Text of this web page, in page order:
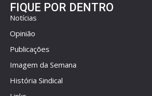
FIQUE POR DENTRO
Notícias
Opinião
Publicações
Imagem da Semana
História Sindical